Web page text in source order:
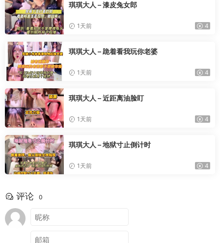
琪琪大人 – 漆皮兔女郎
1天前 4
琪琪大人 – 跪着看我玩你老婆
1天前 4
琪琪大人 – 近距离油脸盯
1天前 4
琪琪大人 – 地狱寸止倒计时
1天前 4
评论 0